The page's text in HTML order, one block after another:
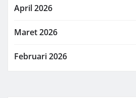
April 2026
Maret 2026
Februari 2026